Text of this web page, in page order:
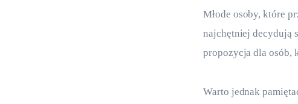
Młode osoby, które
najchętniej decydują
propozycja dla osób,
Warto jednak